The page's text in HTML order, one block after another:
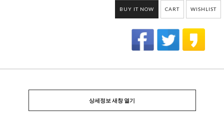
BUY IT NOW CART WISHLIST
상세정보 새창 열기